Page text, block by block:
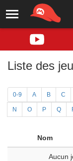
Liste des
0-9 A B C
N O P Q
Nom
Aucun